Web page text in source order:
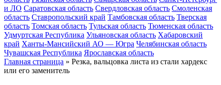
и ЛО Саратовская область Свердловская область Смоленская
область Ставропольский край Тамбовская область Тверская
область Томская область Тульская область Тюменская область
Удмуртская Республика Ульяновская область Хабаровский
край Ханты-Мансийский АО — Югра Челябинская область
Чувашская Республика Ярославская область
Главная страница » Резка, вальцовка листа из стали хардекс
или его заменитель